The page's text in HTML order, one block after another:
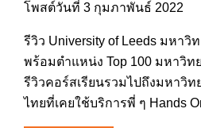
โพสต์วันที่ 3 กุมภาพันธ์ 2022
รีวิว University of Leeds มหาวิ
พร้อมตำแหน่ง Top 100 มหาวิ
รีวิวคอร์สเรียนรวมไปถึงมหาวิ
ไทยที่เคยใช้บริการพี่ ๆ Hands